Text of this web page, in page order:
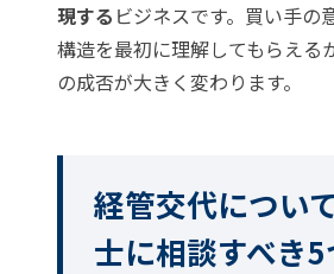
現する ビジネスです。買い手の
構造を最初に理解してもらえる
の成否が大きく変わります。
経管交代につい
士に相談すべき